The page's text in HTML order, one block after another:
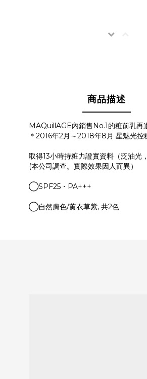
商品描述
MAQuillAGE內銷售No.1的粧前乳再
＊2016年2月～2018年8月 星魅光
取得13小時持粧力證實資料（泛油光
(本公司調查。實際效果因人而異）
◯SPF25・PA+++
◯自然膚色/薰衣草紫, 共2色